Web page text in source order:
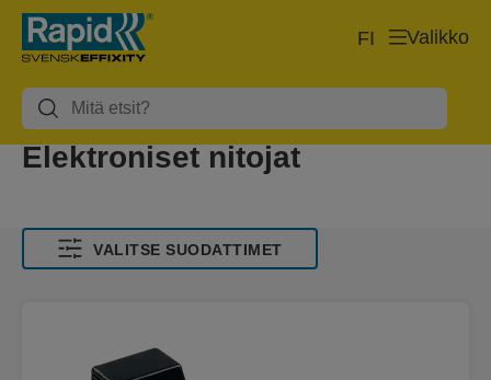
Valikko
FI
Elektroniset nitojat
VALITSE SUODATTIMET